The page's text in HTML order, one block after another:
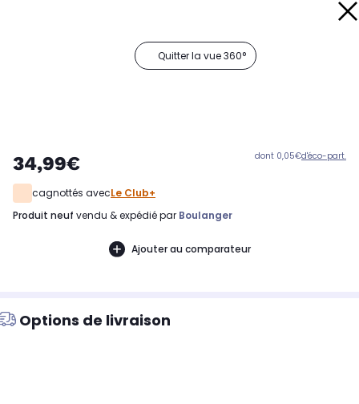
Quitter la vue 360°
34,99€ dont 0,05€d'éco-part.
cagnottés avecLe Club+
produit neuf vendu & expédié par Boulanger
Ajouter au comparateur
Options de livraison